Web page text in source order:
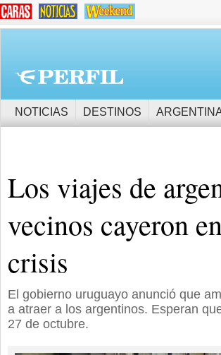
NOTICIAS DESTINOS
Los viajes de
vecinos cayeron
crisis
El gobierno uruguayo anunció que
a atraer a los argentinos. Esperan
27 de octubre.